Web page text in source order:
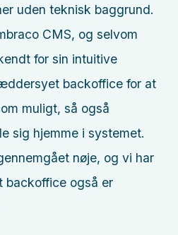
uden teknisk baggrund.
CMS, og selvom
for sin intuitive
backoffice for at
muligt, så også
sig hjemme i systemet.
nøje, og vi har
backoffice også er